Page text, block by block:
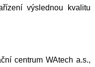
výslednou kvalitu
centrum WAtech a.s.,